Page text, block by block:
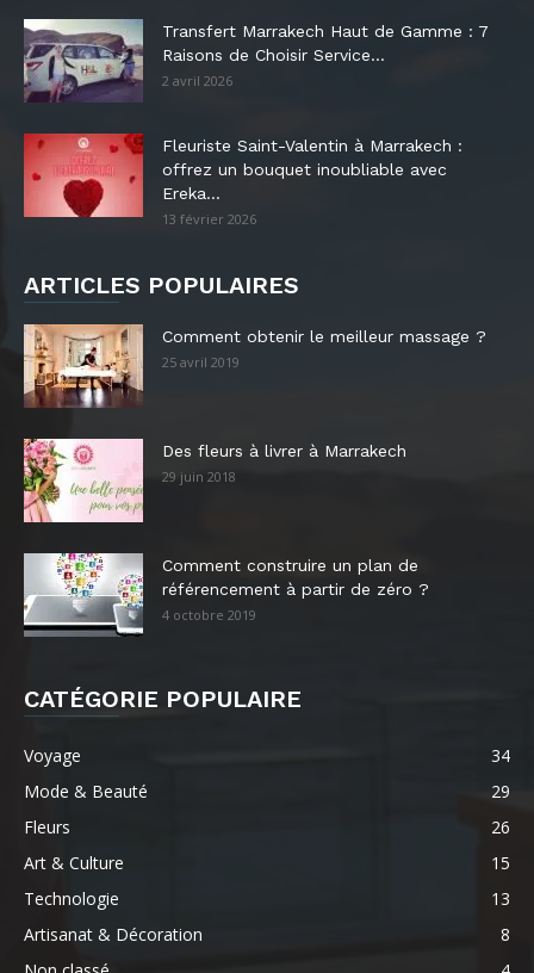
Transfert Marrakech Haut de Gamme : 7
Raisons de Choisir Service...
2 avril 2026
Fleuriste Saint-Valentin à Marrakech :
offrez un bouquet inoubliable avec
Ereka...
13 février 2026
ARTICLES POPULAIRES
Comment obtenir le meilleur massage ?
25 avril 2019
Des fleurs à livrer à Marrakech
29 juin 2018
Comment construire un plan de
référencement à partir de zéro ?
4 octobre 2019
CATÉGORIE POPULAIRE
Voyage
34
Mode & Beauté
29
Fleurs
26
Art & Culture
15
Technologie
13
Artisanat & Décoration
8